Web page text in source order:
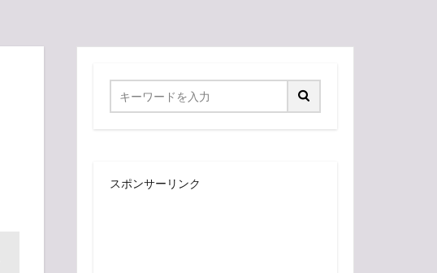
スポンサーリンク